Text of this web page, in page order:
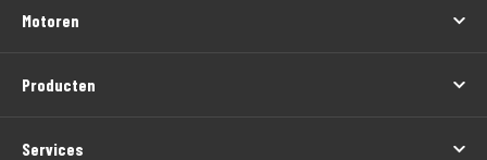
Motoren
Producten
Services